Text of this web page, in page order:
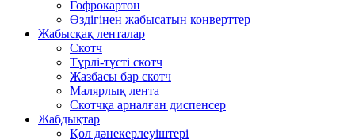
Гофрокартон
Өздігінен жабысатын конверттер
Жабысқақ ленталар
Скотч
Түрлі-түсті скотч
Жазбасы бар скотч
Малярлық лента
Скотчқа арналған диспенсер
Жабдықтар
Қол дәнекерлеуіштері